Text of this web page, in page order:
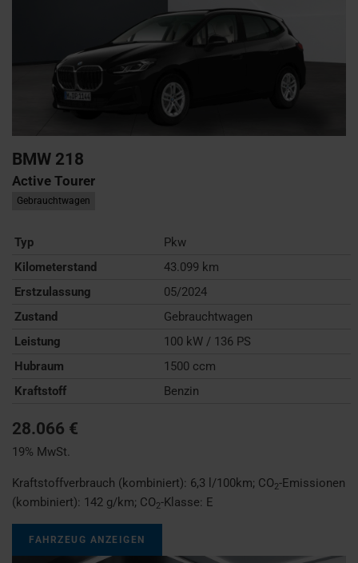
BMW 218
Active Tourer
Gebrauchtwagen
Typ
Pkw
Kilometerstand
43.099 km
Erstzulassung
05/2024
Zustand
Gebrauchtwagen
Leistung
100 kW / 136 PS
Hubraum
1500 ccm
Kraftstoff
Benzin
28.066 €
19% MwSt.
Kraftstoffverbrauch (kombiniert): 6,3 l/100km; CO2-Emissionen
(kombiniert): 142 g/km; CO2-Klasse: E
FAHRZEUG ANZEIGEN